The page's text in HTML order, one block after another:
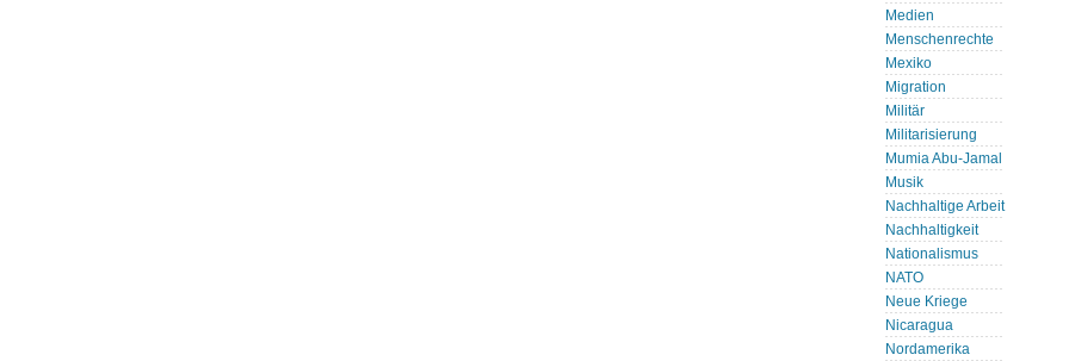
Medien
Menschenrechte
Mexiko
Migration
Militär
Militarisierung
Mumia Abu-Jamal
Musik
Nachhaltige Arbeit
Nachhaltigkeit
Nationalismus
NATO
Neue Kriege
Nicaragua
Nordamerika